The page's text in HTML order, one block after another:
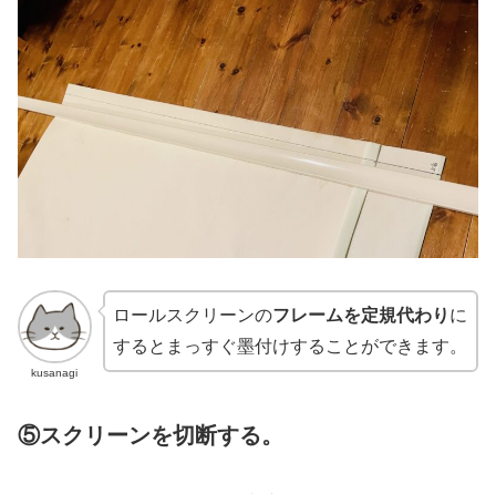
kusanagi
ロールスクリーンのフレームを定規代わり に
するとまっすぐ墨付けすることができます。
⑤スクリーンを切断する。